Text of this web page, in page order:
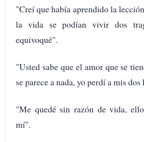
"Creí que había aprendido la
la vida se podían vivir dos
equivoqué".
"Usted sabe que el amor que se
se parece a nada, yo perdí a mis dos
"Me quedé sin razón de vida,
mí".